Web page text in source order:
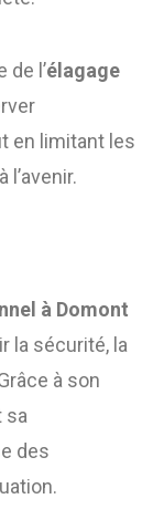
de l’élagage
en limitant les
à Domont
la sécurité, la
à son
sa
des